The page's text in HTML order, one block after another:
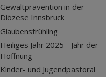
Gewaltprävention in der
Diözese Innsbruck
Glaubensfrühling
Heiliges Jahr 2025 - Jahr der
Hoffnung
Kinder- und Jugendpastoral